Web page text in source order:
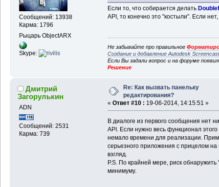
Сообщений: 13938
Карма: 1796
Рыцарь ObjectARX
Skype:
Если то, что собирается делать
API, то конечно это "костыли". Если
Не забывайте про правильное
Создание и добавление Autodesk
Если Вы задали вопрос и на форуме
Решение
Дмитрий
Загорулькин
ADN
Сообщений: 2531
Карма: 739
Re: Как вызвать панельку
редактирования?
« Ответ #10 : 19-06-2014, 14:15:51 »
В диалоге из первого сообщения нет
API. Если нужно весь функционал
немало времени для реализации.
серьезного приложения с прицелом
взгляд.
P.S. По крайней мере, риск
минимуму.